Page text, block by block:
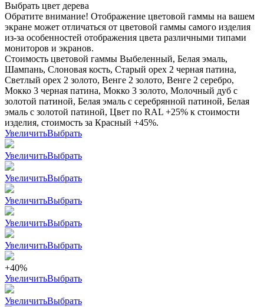
Выбрать цвет дерева
Обратите внимание! Отображение цветовой гаммы на вашем
экране может отличаться от цветовой гаммы самого изделия
из-за особенностей отображения цвета различными типами
мониторов и экранов.
Стоимость цветовой гаммы Выбеленный, Белая эмаль,
Шампань, Слоновая кость, Старый орех 2 черная патина,
Светлый орех 2 золото, Венге 2 золото, Венге 2 серебро,
Мокко 3 черная патина, Мокко 3 золото, Молочный дуб с
золотой патиной, Белая эмаль с серебрянной патиной, Белая
эмаль с золотой патиной, Цвет по RAL +25% к стоимости
изделия, стоимость за Красный +45%.
УвеличитьВыбрать
УвеличитьВыбрать
УвеличитьВыбрать
УвеличитьВыбрать
УвеличитьВыбрать
УвеличитьВыбрать
+40%
УвеличитьВыбрать
УвеличитьВыбрать